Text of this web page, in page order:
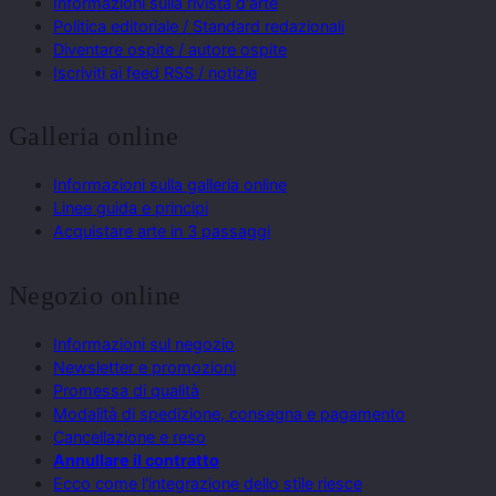
Politica editoriale / Standard redazionali
Diventare ospite / autore ospite
Iscriviti ai feed RSS / notizie
Galleria online
Informazioni sulla galleria online
Linee guida e principi
Acquistare arte in 3 passaggi
Negozio online
Informazioni sul negozio
Newsletter e promozioni
Promessa di qualità
Modalità di spedizione, consegna e pagamento
Cancellazione e reso
Annullare il contratto
Ecco come l'integrazione dello stile riesce